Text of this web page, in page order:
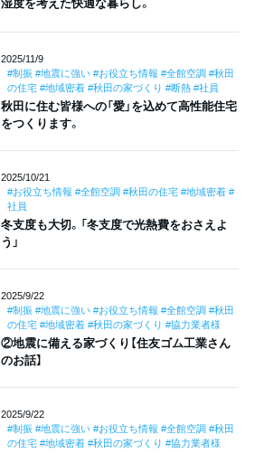
湿度を考えた快適な暮らし。
2025/11/9
#制振 #地震に強い #お役立ち情報 #全館空調 #秋田
の住宅 #地域密着 #秋田の家づくり #断熱 #社員
秋田に住む皆様への「愛」を込めて高性能住宅
をつくります。
2025/10/21
#お役立ち情報 #全館空調 #秋田の住宅 #地域密着 #
社員
冬支度も大切。「冬支度で光熱費をおさえよ
う」
2025/9/22
#制振 #地震に強い #お役立ち情報 #全館空調 #秋田
の住宅 #地域密着 #秋田の家づくり #協力業者様
②地震に備える家づくり【住友ゴム工業さん
のお話】
2025/9/22
#制振 #地震に強い #お役立ち情報 #全館空調 #秋田
の住宅 #地域密着 #秋田の家づくり #協力業者様